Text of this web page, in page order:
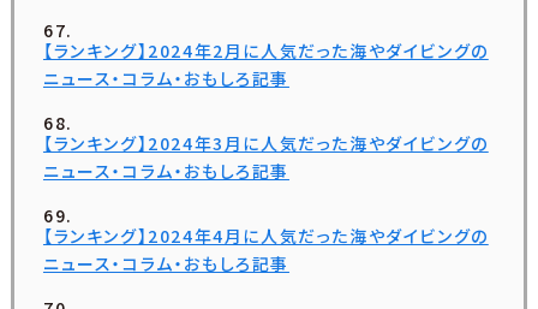
【ランキング】2024年2月に人気だった海やダイビングの
ニュース・コラム・おもしろ記事
【ランキング】2024年3月に人気だった海やダイビングの
ニュース・コラム・おもしろ記事
【ランキング】2024年4月に人気だった海やダイビングの
ニュース・コラム・おもしろ記事